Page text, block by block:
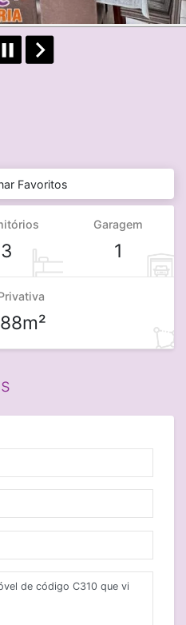
Favoritos
3
Garagem
1